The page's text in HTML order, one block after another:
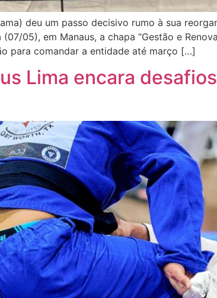
deu um passo decisivo rumo à sua
05), em Manaus, a chapa “Gestão e
para comandar a entidade até março […]
Lima encara